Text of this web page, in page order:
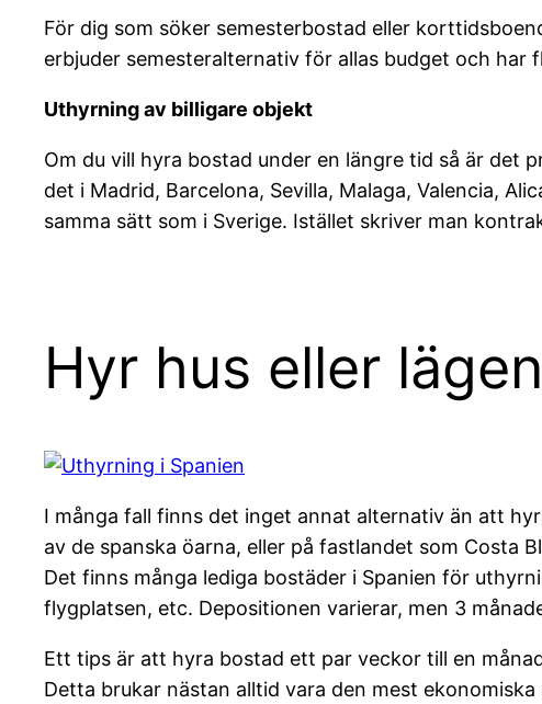
För dig som söker semesterbostad eller
erbjuder semesteralternativ för allas budget och har
Uthyrning av billigare objekt
Om du vill hyra bostad under en längre tid så är det
det i Madrid, Barcelona, Sevilla, Malaga, Valencia,
samma sätt som i Sverige. Istället skriver man
Hyr hus eller
I många fall finns det inget annat alternativ än att
av de spanska öarna, eller på fastlandet som Costa
Det finns många lediga bostäder i Spanien för
flygplatsen, etc. Depositionen varierar, men 3
Ett tips är att hyra bostad ett par veckor till en
Detta brukar nästan alltid vara den mest